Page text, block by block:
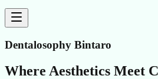
Dentalosophy Bintaro
Where Aesthetics Meet